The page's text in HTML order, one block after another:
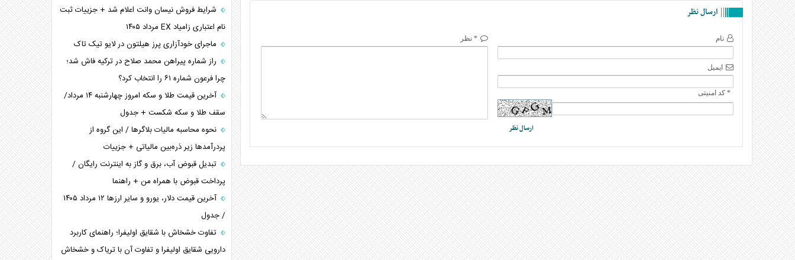
ارسال نظر
نام
ایمیل
* کد امنیتی
* نظر
شرایط فروش نیسان وانت اعلام شد + جزییات ثبت
نام اعتباری زامیاد EX مرداد ۱۴۰۵
ماجرای خودآزاری پرز هیلتون در لایو تیک تاک
راز شماره پیراهن محمد صلاح در ترکیه فاش شد؛
چرا فرعون شماره ۶۱ را انتخاب کرد؟
آخرین قیمت طلا و سکه امروز چهارشنبه ۱۴ مرداد/
سقف طلا و سکه شکست + جدول
نحوه محاسبه مالیات بلاگر‌ها / این گروه از
پردرآمد‌ها زیر ذره‌بین مالیاتی + جزییات
تبدیل قبوض آب، برق و گاز به اینترنت رایگان /
پرداخت قبوض با همراه من + راهنما
آخرین قیمت دلار، یورو و سایر ارز‌ها ۱۲ مرداد ۱۴۰۵
/ جدول
تفاوت خشخاش با شقایق اولیفرا؛ راهنمای کاربرد
دارویی شقایق اولیفرا و تفاوت آن با تریاک و خشخاش